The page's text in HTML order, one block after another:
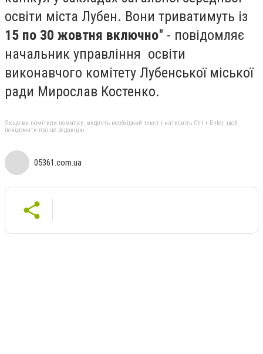
освіти міста Лубен. Вони триватимуть із
15 по 30 жовтня включно" - повідомляє
начальник управління освіти
виконавчого комітету Лубенської міської
ради Мирослав Костенко.
Якщо ви помітили помилку, виділіть необхідний текст і натисніть Ctrl + Enter, щоб
повідомити про це редакцію
05361.com.ua